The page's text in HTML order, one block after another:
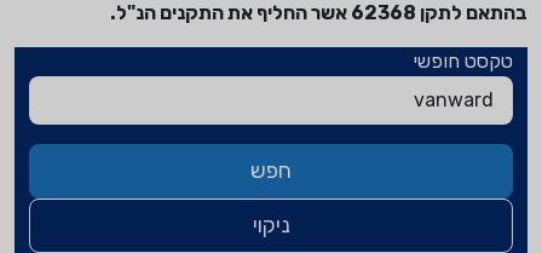
בהתאם לתקן 62368 אשר החליף את התקנים הנ"ל.
טקסט חופשי
חפש
ניקוי